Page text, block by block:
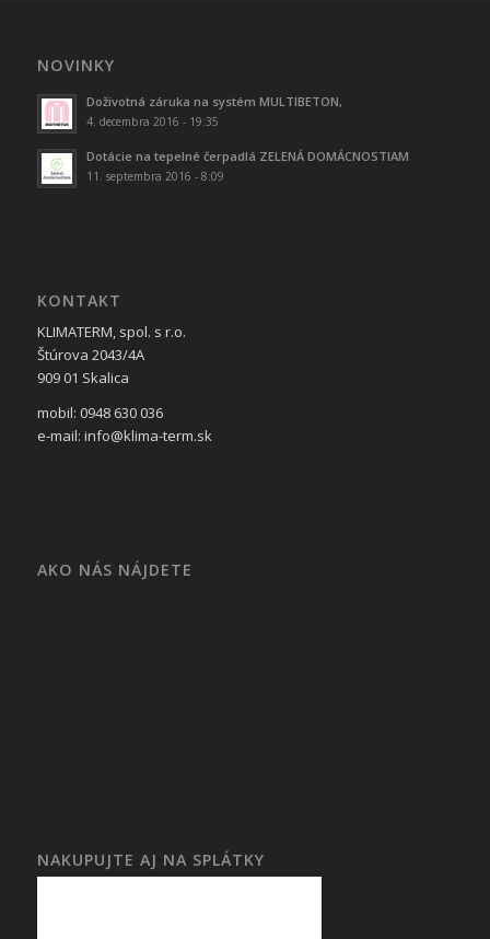
NOVINKY
Doživotná záruka na systém MULTIBETON,
4. decembra 2016 - 19:35
Dotácie na tepelné čerpadlá ZELENÁ DOMÁCNOSTIAM
11. septembra 2016 - 8:09
KONTAKT
KLIMATERM, spol. s r.o.
Štúrova 2043/4A
909 01 Skalica
mobil: 0948 630 036
e-mail: info@klima-term.sk
AKO NÁS NÁJDETE
NAKUPUJTE AJ NA SPLÁTKY